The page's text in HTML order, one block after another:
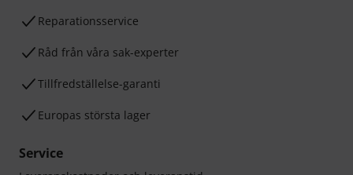
Reparationsservice
Råd från våra sak-experter
Tillfredställelse-garanti
Europas största lager
Service